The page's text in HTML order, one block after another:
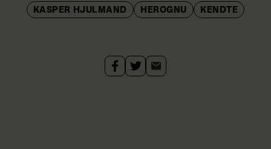
KASPER HJULMAND HEROGNU KENDTE